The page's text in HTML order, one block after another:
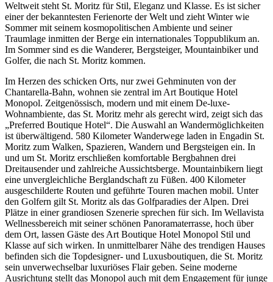
Weltweit steht St. Moritz für Stil, Eleganz und Klasse. Es ist sicher
einer der bekanntesten Ferienorte der Welt und zieht Winter wie
Sommer mit seinem kosmopolitischen Ambiente und seiner
Traumlage inmitten der Berge ein internationales Toppublikum an.
Im Sommer sind es die Wanderer, Bergsteiger, Mountainbiker und
Golfer, die nach St. Moritz kommen.
Im Herzen des schicken Orts, nur zwei Gehminuten von der
Chantarella-Bahn, wohnen sie zentral im Art Boutique Hotel
Monopol. Zeitgenössisch, modern und mit einem De-luxe-
Wohnambiente, das St. Moritz mehr als gerecht wird, zeigt sich das
„Preferred Boutique Hotel“. Die Auswahl an Wandermöglichkeiten
ist überwältigend. 580 Kilometer Wanderwege laden in Engadin St.
Moritz zum Walken, Spazieren, Wandern und Bergsteigen ein. In
und um St. Moritz erschließen komfortable Bergbahnen drei
Dreitausender und zahlreiche Aussichtsberge. Mountainbikern liegt
eine unvergleichliche Berglandschaft zu Füßen. 400 Kilometer
ausgeschilderte Routen und geführte Touren machen mobil. Unter
den Golfern gilt St. Moritz als das Golfparadies der Alpen. Drei
Plätze in einer grandiosen Szenerie sprechen für sich. Im Wellavista
Wellnessbereich mit seiner schönen Panoramaterrasse, hoch über
dem Ort, lassen Gäste des Art Boutique Hotel Monopol Stil und
Klasse auf sich wirken. In unmittelbarer Nähe des trendigen Hauses
befinden sich die Topdesigner- und Luxusboutiquen, die St. Moritz
sein unverwechselbar luxuriöses Flair geben. Seine moderne
Ausrichtung stellt das Monopol auch mit dem Engagement für junge